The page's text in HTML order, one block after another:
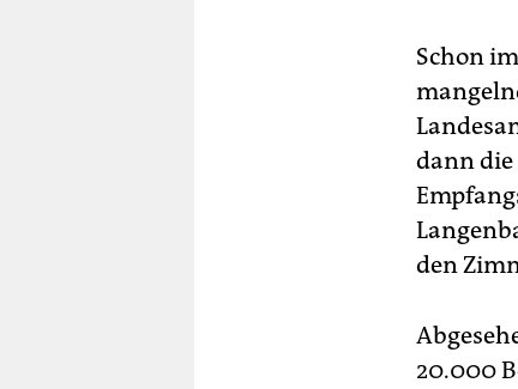
Schon
dann die
den
20.000